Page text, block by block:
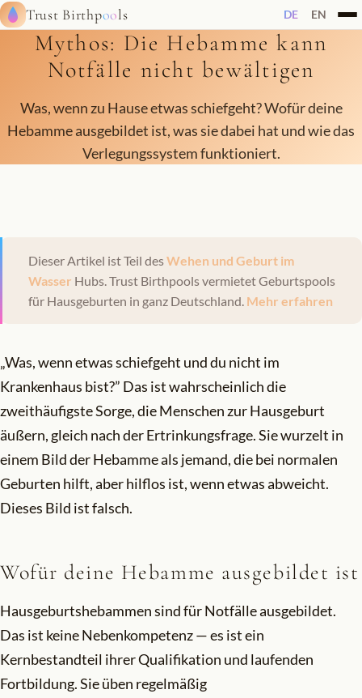
Trust Birthpools DE EN
Mythos: Die Hebamme kann
Notfälle nicht bewältigen
Was, wenn zu Hause etwas schiefgeht? Wofür deine
Hebamme ausgebildet ist, was sie dabei hat und wie das
Verlegungssystem funktioniert.
Dieser Artikel ist Teil desWehen und Geburt im
Wasser Hubs. Trust Birthpools vermietet Geburtspools
für Hausgeburten in ganz Deutschland. Mehr erfahren
„Was, wenn etwas schiefgeht und du nicht im
Krankenhaus bist?” Das ist wahrscheinlich die
zweithäufigste Sorge, die Menschen zur Hausgeburt
äußern, gleich nach der Ertrinkungsfrage. Sie wurzelt in
einem Bild der Hebamme als jemand, die bei normalen
Geburten hilft, aber hilflos ist, wenn etwas abweicht.
Dieses Bild ist falsch.
Wofür deine Hebamme ausgebildet ist
Hausgeburtshebammen sind für Notfälle ausgebildet.
Das ist keine Nebenkompetenz — es ist ein
Kernbestandteil ihrer Qualifikation und laufenden
Fortbildung. Sie üben regelmäßig